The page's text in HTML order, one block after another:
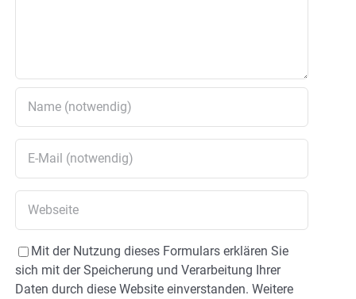
Mit der Nutzung dieses Formulars erklären Sie
sich mit der Speicherung und Verarbeitung Ihrer
Daten durch diese Website einverstanden. Weitere